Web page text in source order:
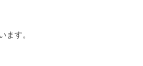
す。